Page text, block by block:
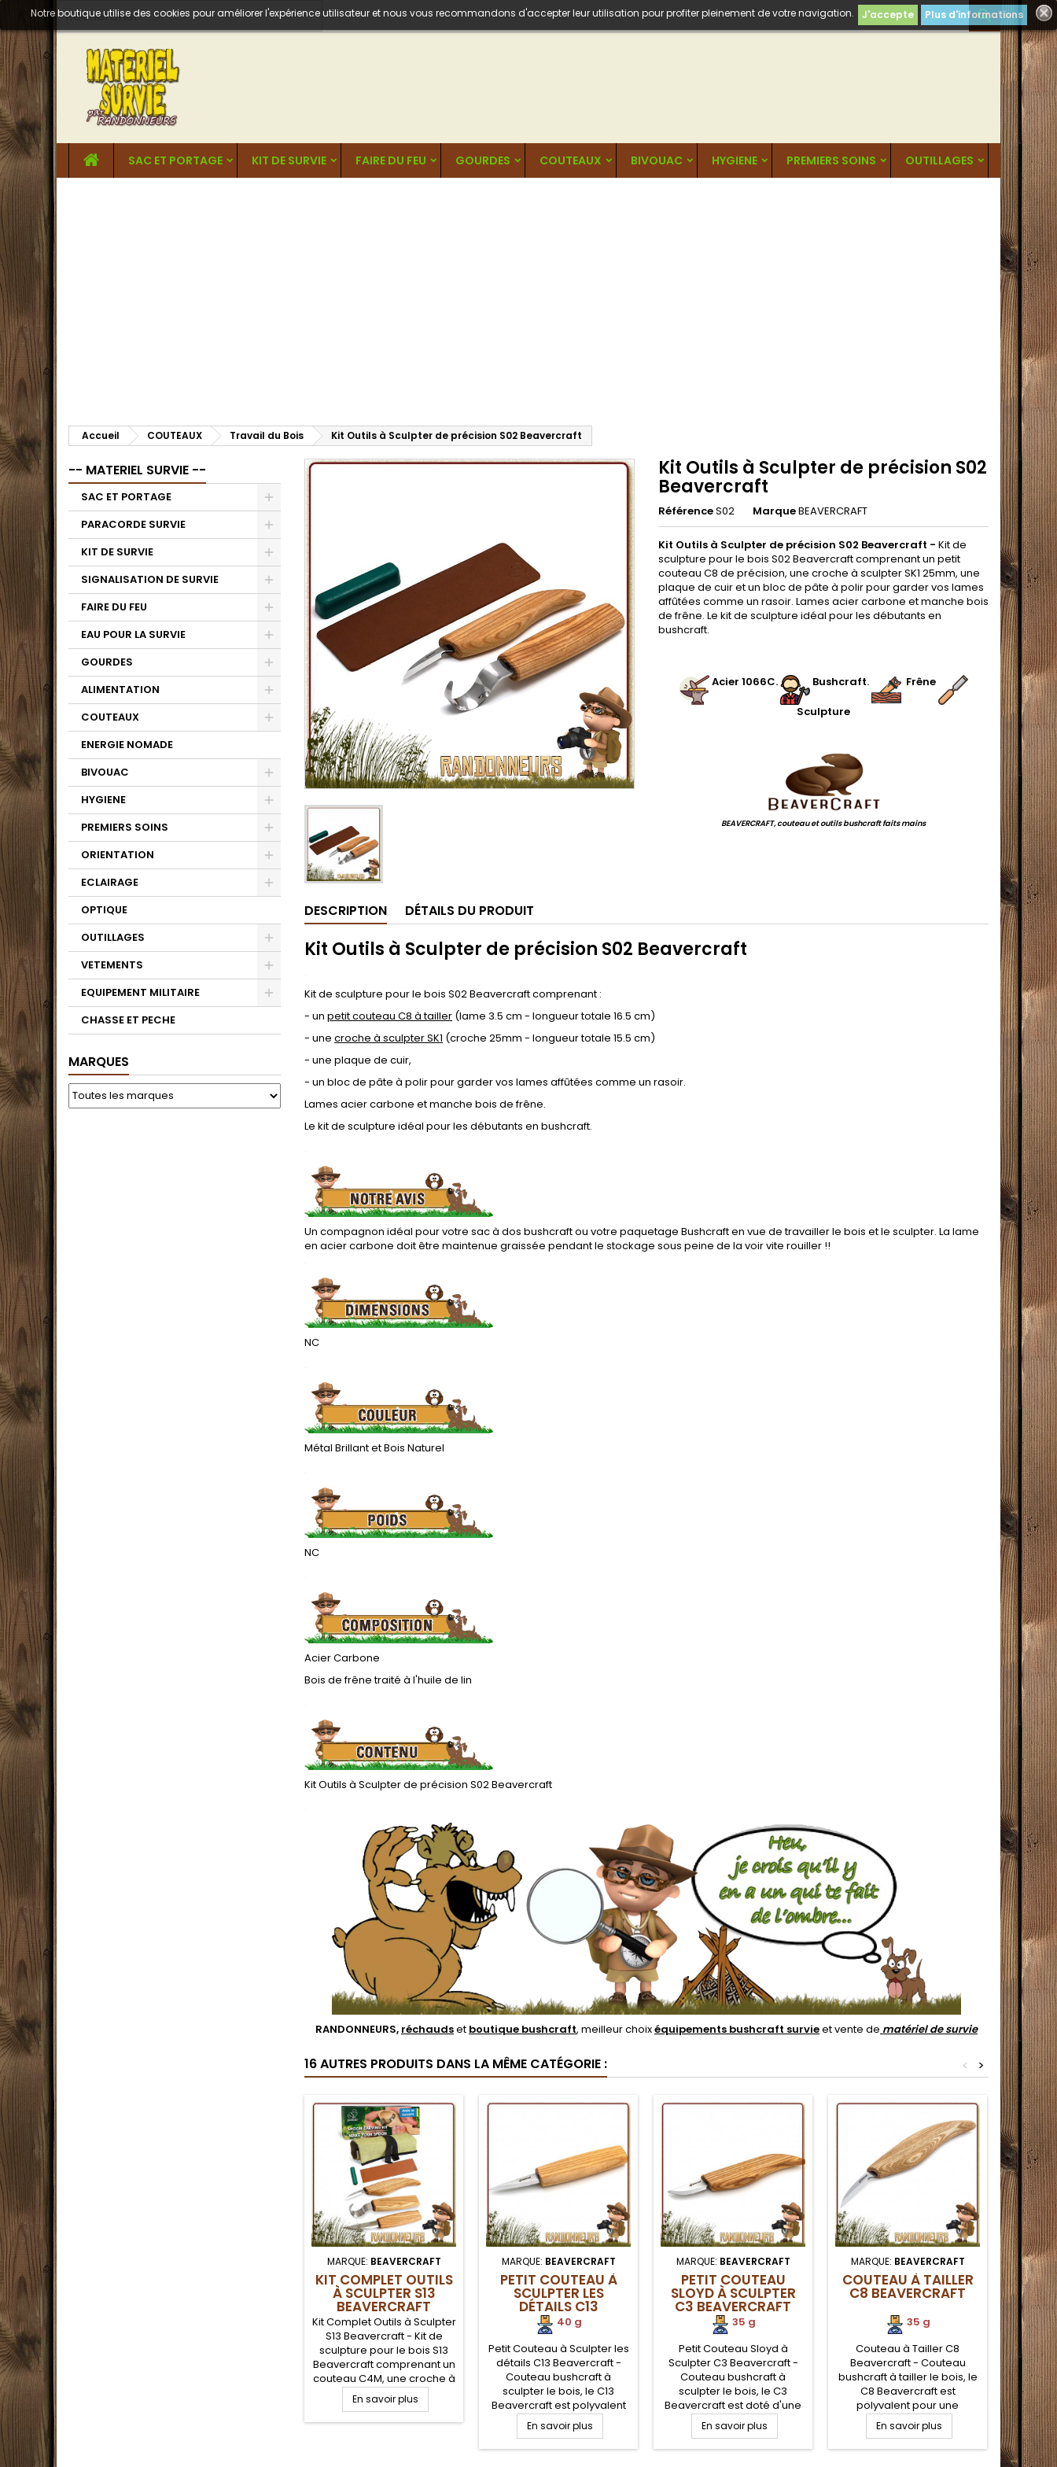

Notre boutique utilise des cookies pour améliorer l'expérience utilisateur et nous vous recommandons d'accepter leur utilisation pour profiter pleinement de votre navigation. J'accepte Plus d'informations
SAC ET PORTAGE KIT DE SURVIE FAIRE DU FEU GOURDES COUTEAUX BIVOUAC HYGIENE PREMIERS SOINS OUTILLAGES
Accueil COUTEAUX Travail du Bois Kit Outils à Sculpter de précision S02 Beavercraft
-- MATERIEL SURVIE --
SAC ET PORTAGE
PARACORDE SURVIE
KIT DE SURVIE
SIGNALISATION DE SURVIE
FAIRE DU FEU
EAU POUR LA SURVIE
GOURDES
ALIMENTATION
COUTEAUX
ENERGIE NOMADE
BIVOUAC
HYGIENE
PREMIERS SOINS
ORIENTATION
ECLAIRAGE
OPTIQUE
OUTILLAGES
VETEMENTS
EQUIPEMENT MILITAIRE
CHASSE ET PECHE
MARQUES
Kit Outils à Sculpter de précision S02
Beavercraft
RéférenceS02 MarqueBEAVERCRAFT
Kit Outils à Sculpter de précision S02 Beavercraft - Kit de
sculpture pour le bois S02 Beavercraft comprenantun petit
couteau C8 de précision, une croche à sculpter SK1 25mm, une
plaque de cuiret un bloc de pâte à polirpour garder vos lames
affûtées comme un rasoir. Lames acier carbone et manche bois
de frêne. Le kit de sculpture idéal pour les débutants en
bushcraft.
.Acier 1066C. Bushcraft. . Frêne
Sculpture
BEAVERCRAFT, couteau et outils bushcraft faits mains
DESCRIPTION DÉTAILS DU PRODUIT
Kit Outils à Sculpter de précision S02 Beavercraft
.
Kit de sculpture pour le bois S02 Beavercraft comprenant :
- un petit couteau C8 à tailler (lame 3.5 cm - longueur totale 16.5 cm)
- une croche à sculpter SK1 (croche 25mm - longueur totale 15.5 cm)
- une plaque de cuir,
- un bloc de pâte à polir pour garder vos lames affûtées comme un rasoir.
Lames acier carbone et manche bois de frêne.
Le kit de sculpture idéal pour les débutants en bushcraft.
.
Un compagnon idéal pour votre sac à dos bushcraft ou votre paquetage Bushcraft en vue de travailler le bois et le sculpter. La lame
en acier carbone doit être maintenue graissée pendant le stockage sous peine de la voir vite rouiller !!
.
NC
.
Métal Brillant et Bois Naturel
.
NC
.
Acier Carbone
Bois de frêne traité à l'huile de lin
.
Kit Outils à Sculpter de précision S02 Beavercraft
.
RANDONNEURS, réchaudset boutique bushcraft, meilleur choixéquipements bushcraft survieet vente de matériel de survie
16 AUTRES PRODUITS DANS LA MÊME CATÉGORIE : >
<
MARQUE: BEAVERCRAFT
KIT COMPLET OUTILS
À SCULPTER S13
BEAVERCRAFT
Kit Complet Outils à Sculpter
S13 Beavercraft - Kit de
sculpture pour le bois S13
Beavercraft comprenant un
couteau C4M, une croche à
sculpter SK1 25mm, un
couteau de précision C8,
une plaque de cuir et
En savoir plus
MARQUE: BEAVERCRAFT
PETIT COUTEAU À
SCULPTER LES
DÉTAILS C13
BEAVERCRAFT
40 g
Petit Couteau à Sculpter les
détails C13 Beavercraft -
Couteau bushcraft à
sculpter le bois, le C13
Beavercraft est polyvalent
pour une utilisation dans le
travail du bois grâce à sa
lame acier carbone courte,
En savoir plus
MARQUE: BEAVERCRAFT
PETIT COUTEAU
SLOYD À SCULPTER
C3 BEAVERCRAFT
35 g
Petit Couteau Sloyd à
Sculpter C3 Beavercraft -
Couteau bushcraft à
sculpter le bois, le C3
Beavercraft est doté d'une
lame droite durable en
acier carbone. Idéal pour
les débutants. Manche bois
En savoir plus
MARQUE: BEAVERCRAFT
COUTEAU À TAILLER
C8 BEAVERCRAFT
35 g
Couteau à Tailler C8
Beavercraft - Couteau
bushcraft à tailler le bois, le
C8 Beavercraft est
polyvalent pour une
utilisation dans le travail du
bois grâce à sa lame acier
carbone, précise et
En savoir plus
conçu
bois
droite